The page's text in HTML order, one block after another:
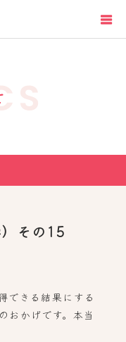
その15
できる結果にする
おかげです。本当